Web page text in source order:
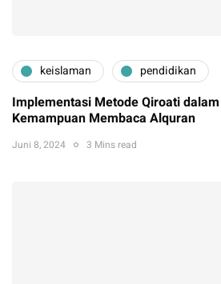
keislaman pendidikan
Implementasi Metode Qiroati
Kemampuan Membaca Alquran
Juni 8, 2024 3 Mins read